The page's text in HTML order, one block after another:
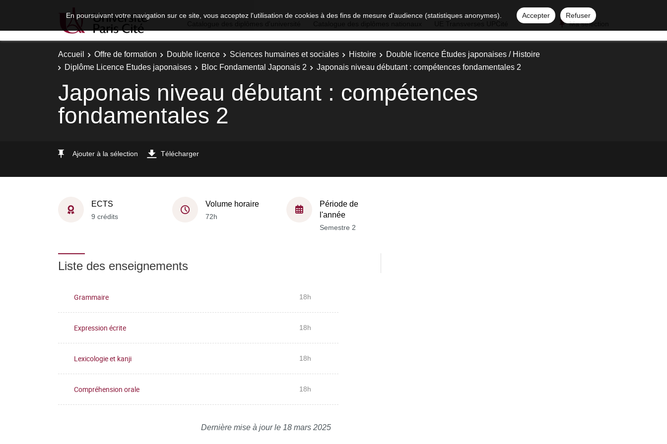
En poursuivant votre navigation sur ce site, vous acceptez l'utilisation de cookies à des fins de mesure d'audience (statistiques anonymes). Accepter
Refuser
Ma sélection
Accueil Offre de formation Double licence Sciences humaines et sociales Histoire
Double licence Études japonaises / Histoire
Diplôme Licence Etudes japonaises
Bloc Fondamental Japonais 2 Japonais niveau débutant : compétences fondamentales 2
Japonais niveau débutant : compétences
fondamentales 2
Ajouter à la sélection Télécharger
ECTS
9 crédits
Volume horaire
72h
Période de
l'année
Semestre 2
Liste des enseignements
Grammaire 18h
Expression écrite 18h
Lexicologie et kanji 18h
Compréhension orale 18h
Dernière mise à jour le 18 mars 2025